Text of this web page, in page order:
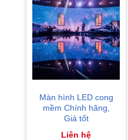
Màn hình LED cong
mềm Chính hãng,
Giá tốt
Liên hệ